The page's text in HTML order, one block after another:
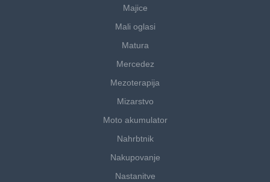
Majice
Mali oglasi
Matura
Mercedez
Mezoterapija
Mizarstvo
Moto akumulator
Nahrbtnik
Nakupovanje
Nastanitve